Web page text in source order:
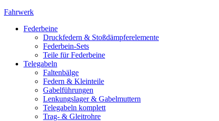
Fahrwerk
Federbeine
Druckfedern & Stoßdämpferelemente
Federbein-Sets
Teile für Federbeine
Telegabeln
Faltenbälge
Federn & Kleinteile
Gabelführungen
Lenkungslager & Gabelmuttern
Telegabeln komplett
Trag- & Gleitrohre